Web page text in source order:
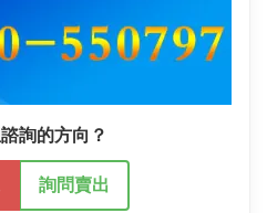
詢的方向？
詢問賣出